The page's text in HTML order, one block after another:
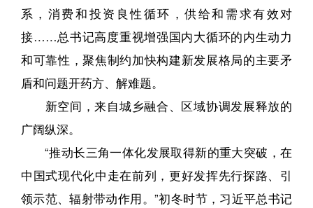
系，消费和投资良性循环，供给和需求有效对
接……总书记高度重视增强国内大循环的内生动力
和可靠性，聚焦制约加快构建新发展格局的主要矛
盾和问题开药方、解难题。
新空间，来自城乡融合、区域协调发展释放的
广阔纵深。
“推动长三角一体化发展取得新的重大突破，在
中国式现代化中走在前列，更好发挥先行探路、引
领示范、辐射带动作用。”初冬时节，习近平总书记